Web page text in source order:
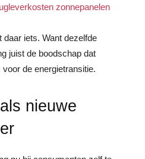
zonnepanelen
iets. Want dezelfde
juist de boodschap dat
de energietransitie.
nieuwe